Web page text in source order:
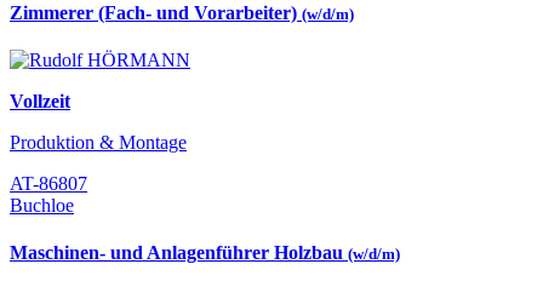
Zimmerer (Fach- und Vorarbeiter) (w/d/m)
Vollzeit
Produktion & Montage
AT-86807
Buchloe
Maschinen- und Anlagenführer Holzbau (w/d/m)